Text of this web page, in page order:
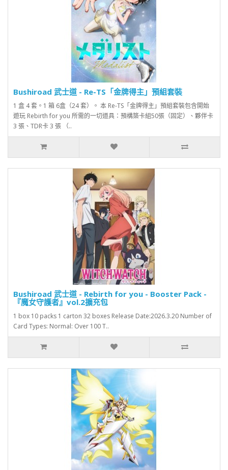
Bushiroad 武士道 - Re-TS「金牌得主」預組套裝
1 盒 4 套。1 箱 6盒（24 套）。 本 Re-TS「金牌得主」預組套裝包含開始
遊玩 Rebirth for you 所需的一切道具：預構築卡組50張（固定）、夥伴卡
3 張、TDR卡 3 張 （..
Bushiroad 武士道 - Rebirth for you - Booster Pack -
『魔女守護者』vol.2擴充包
1 box 10 packs 1 carton 32 boxes Release Date:2026.3.20 Number of
Card Types: Normal: Over 100 T..